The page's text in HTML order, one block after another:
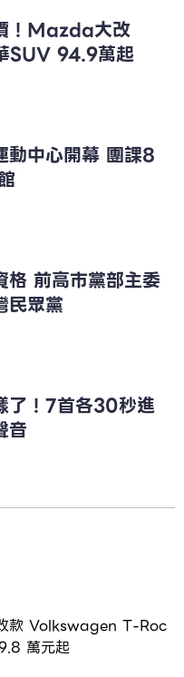
！Mazda大改
SUV 94.9萬起
動中心開幕 團課8
格 前高市黨部主委
民眾黨
了！7首各30秒進
音
款 Volkswagen T-Roc
萬元起